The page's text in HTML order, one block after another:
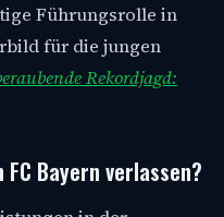
Führungsrolle in
für die jungen
Rekordjagd:
Bayern verlassen?